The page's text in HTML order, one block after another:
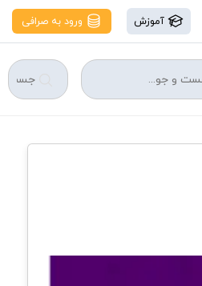
آموزش ورود به صرافی